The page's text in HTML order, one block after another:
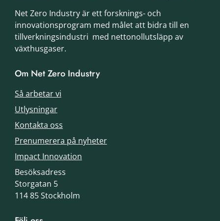
Net Zero Industry är ett forsknings- och
innovationsprogram med målet att bidra till en
tillverkningsindustri med nettonollutsläpp av
växthusgaser.
Om Net Zero Industry
Så arbetar vi
Utlysningar
Kontakta oss
Prenumerera på nyheter
Impact Innovation
Besöksadress
Storgatan 5
114 85 Stockholm